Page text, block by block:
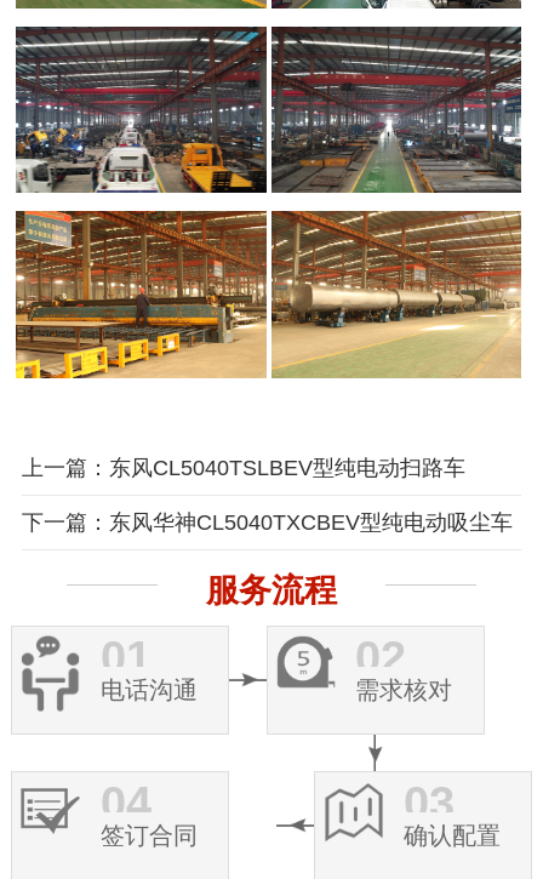
上一篇：东风CL5040TSLBEV型纯电动扫路车
下一篇：东风华神CL5040TXCBEV型纯电动吸尘车
服务流程
01
电话沟通
02
需求核对
03
确认配置
04
签订合同